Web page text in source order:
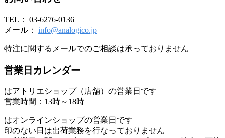
TEL： 03-6276-0136
メール： info@analogico.jp
特注に関するメールでのご相談は承っておりません
営業日カレンダー
はアトリエショップ（店舗）の営業日です
営業時間：13時～18時
はオンラインショップの営業日です
印のない日は出荷業務を行なっておりません